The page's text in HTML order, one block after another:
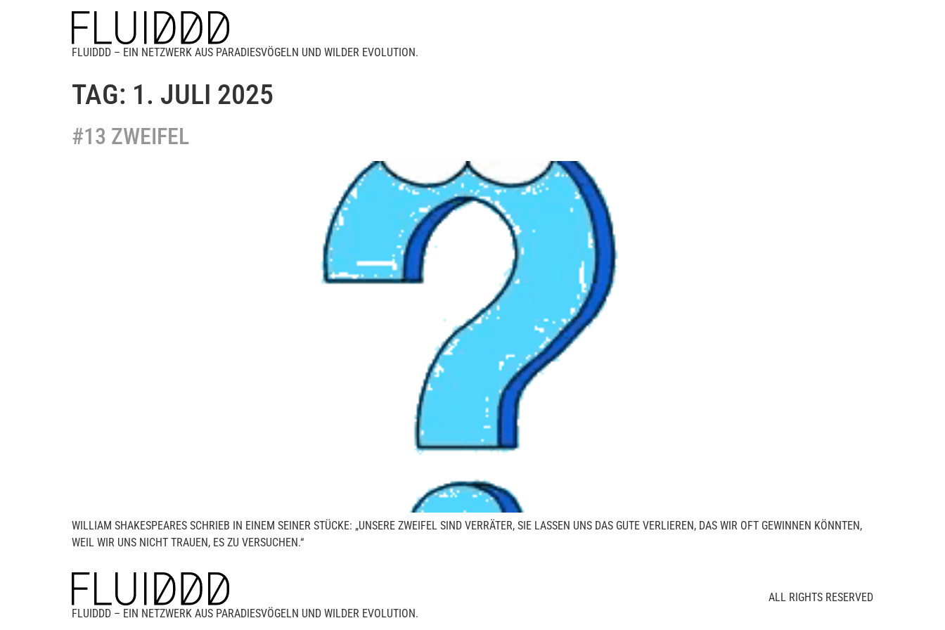
FLUIDDD – EIN NETZWERK AUS PARADIESVÖGELN UND WILDER EVOLUTION.
TAG: 1. JULI 2025
#13 ZWEIFEL
WILLIAM SHAKESPEARES SCHRIEB IN EINEM SEINER STÜCKE: „UNSERE ZWEIFEL SIND VERRÄTER, SIE LASSEN UNS DAS GUTE VERLIEREN, DAS WIR OFT GEWINNEN KÖNNTEN,
WEIL WIR UNS NICHT TRAUEN, ES ZU VERSUCHEN.“
FLUIDDD – EIN NETZWERK AUS PARADIESVÖGELN UND WILDER EVOLUTION.
ALL RIGHTS RESERVED